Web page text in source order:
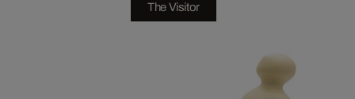
The Visitor